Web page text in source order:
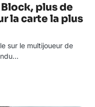
plus de
la carte la plus
sur le multijoueur de